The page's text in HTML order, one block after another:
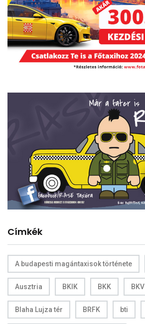
Címkék
A budapesti magántaxisok története
Ausztria BKIK BKK BKV
Blaha Lujza tér BRFK bti